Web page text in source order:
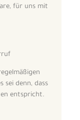
für uns mit
sei denn, dass
entspricht.